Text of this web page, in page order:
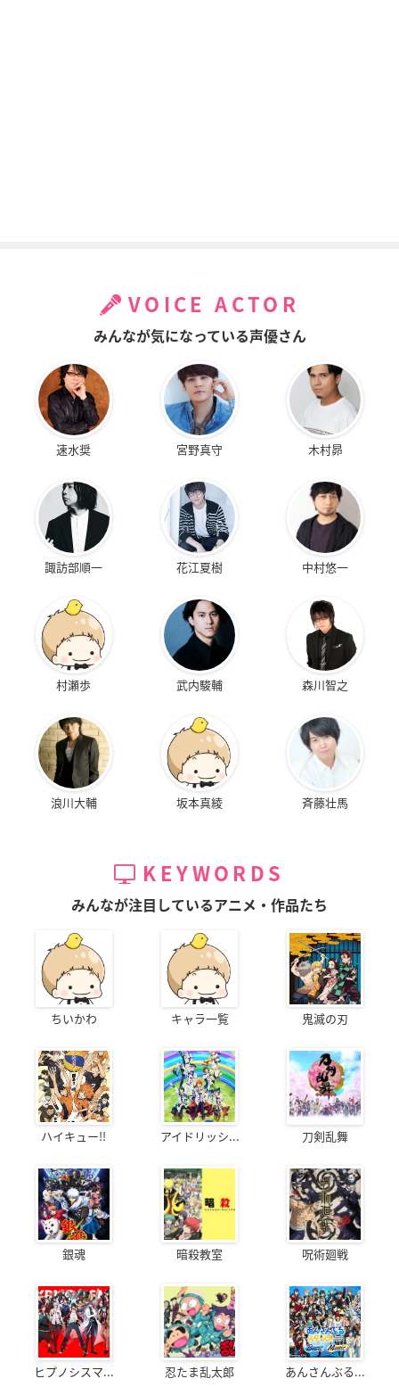
VOICE ACTOR
みんなが気になっている声優さん
速水奨 宮野真守 木村昴
諏訪部順一 花江夏樹 中村悠一
村瀬歩 武内駿輔 森川智之
浪川大輔 坂本真綾 斉藤壮馬
KEYWORDS
みんなが注目しているアニメ・作品たち
ちいかわ キャラ一覧 鬼滅の刃
ハイキュー!! アイドリッシ... 刀剣乱舞
銀魂 暗殺教室 呪術廻戦
ヒプノシスマ... 忍たま乱太郎 あんさんぶる...